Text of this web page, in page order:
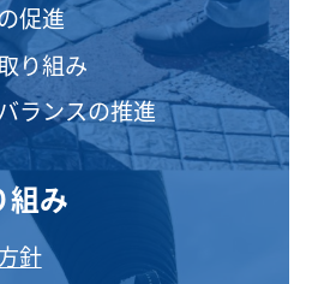
促進
り組み
ランスの推進
組み
針